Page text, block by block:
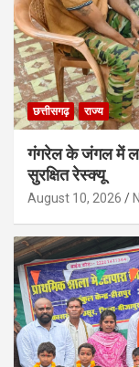
छत्तीसगढ़ राज्य
गंगरेल के जंगल में
सुरक्षित रेस्क्यू
August 10, 2026